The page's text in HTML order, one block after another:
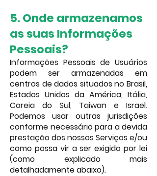
5. Onde armazenamos
as suas Informações
Pessoais?
Informações Pessoais de Usuários
podem ser armazenadas em
centros de dados situados no Brasil,
Estados Unidos da América, Itália,
Coreia do Sul, Taiwan e Israel.
Podemos usar outras jurisdições
conforme necessário para a devida
prestação dos nossos Serviços e/ou
como possa vir a ser exigido por lei
(como explicado mais
detalhadamente abaixo).